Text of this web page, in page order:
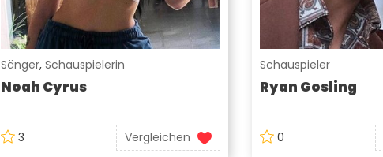
Sänger, Schauspielerin
Noah Cyrus
3 Vergleichen
Schauspieler
Ryan Gosling
0